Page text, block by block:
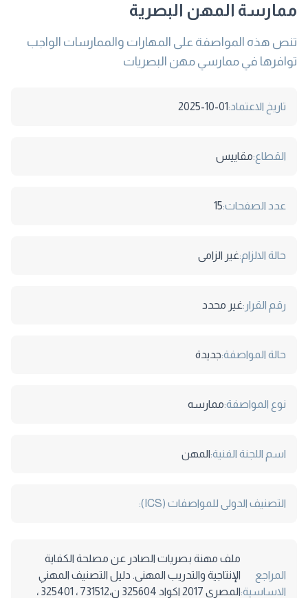
ممارسة المهن البصرية
تنص هذه المواصفة على المهارات والممارسات الواجب
توافرها في ممارسي مهن البصريات
تاريخ الاعتماد:2025-10-01
القطاع:مقاييس
عدد الصفحات:15
حالة الالزام:غير الزامى
رقم القرار:غير محدد
حالة المواصفة:جديدة
نوع المواصفة:ممارسه
اسم اللجنة الفنية:المهن
التصنيف الدولى للمواصفات (ICS):
المراجع
الاساسية:
ملف مهنة بصريات الصادر عن مصلحة الكفاية
الإنتاجية والتدريب المهنى. دليل التصنيف المهني
المصري 2017 اكواد 325604 ن،731512 ، 325401 ،